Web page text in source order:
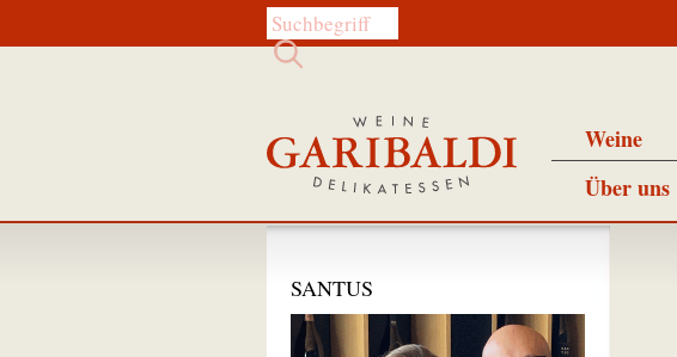
Diese Website durchsuchen:
Weine
Über uns
SANTUS